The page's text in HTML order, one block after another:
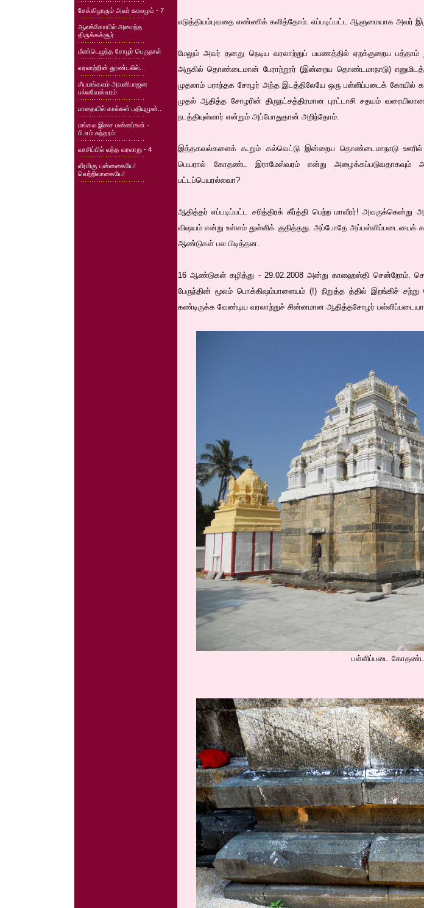
சேக்கிழாரும் அவர் காலமும் - 7
ஆலக்கோயில் அமைந்த
திருக்கச்சூர்
மீண்டெழுந்த சோழர் பெருநாள்
வரலாற்றின் தூண்டலில்...
சீயமங்கலம் அவனிபாஜன
பல்லவேஸ்வரம்
பாதையில் கால்கள் பதியுமுன்..
மங்கல இசை மன்னர்கள் -
பி.எம்.சுந்தரம்
வாசிப்பில் வந்த வரலாறு - 4
வீரமிகு புன்னகையே!
வெற்றிவாகையே!
எடுத்தியம்புவதை எண்ணிக் களித்தோம். எப்படிப்பட்ட ஆளுமையாக
மேலும் அவர் தனது நெடிய வரலாற்றுப் பயணத்தில் ஏறக்குறைய
அருகில் தொண்டைமான் பேராற்றூர் (இன்றைய தொண்டமாநாடு)
முதலாம் பராந்தக சோழர் அந்த இடத்திலேயே ஒரு பள்ளிப்படைக் கோயில்
முதல் ஆதித்த சோழரின் திருநட்சத்திரமான புரட்டாசி சதயம்
நடத்தியுள்ளார் என்றும் அப்போதுதான் அறிந்தோம்.
இத்தகவல்களைக் கூறும் கல்வெட்டு இன்றைய தொண்டைமாநாடு ஊரில்
பெயரால் கோதண்ட இராமேஸ்வரம் என்று அழைக்கப்படுவதாகவும்
பட்டப்பெயரல்லவா?
ஆதித்தர் எப்படிப்பட்ட சரித்திரக் கீர்த்தி பெற்ற மாவீரர்!
விஷயம் என்று உள்ளம் துள்ளிக் குதித்தது. அப்போதே
ஆண்டுகள் பல பிடித்தன.
16 ஆண்டுகள் கழித்து - 29.02.2008 அன்று காளஹஸ்தி சென்றோம்.
பேருந்தின் மூலம் பொக்கிஷம்பாளையம் (!) நிறுத்த த்தில் இறங்கிச்
கண்டிருக்க வேண்டிய வரலாற்றுச் சின்னமான ஆதித்தசோழர்
பள்ளிப்படை